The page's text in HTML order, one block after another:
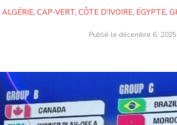
ALGÉRIE, CAP-VERT, CÔTE D'IVOIRE, ÉGYPTE,
Publié le décembre 6, 2025